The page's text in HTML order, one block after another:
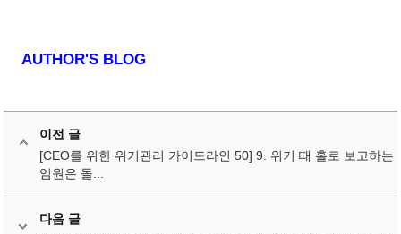
AUTHOR'S BLOG
이전 글
[CEO를 위한 위기관리 가이드라인 50] 9. 위기 때 홀로 보고하는
임원은 돌...
다음 글